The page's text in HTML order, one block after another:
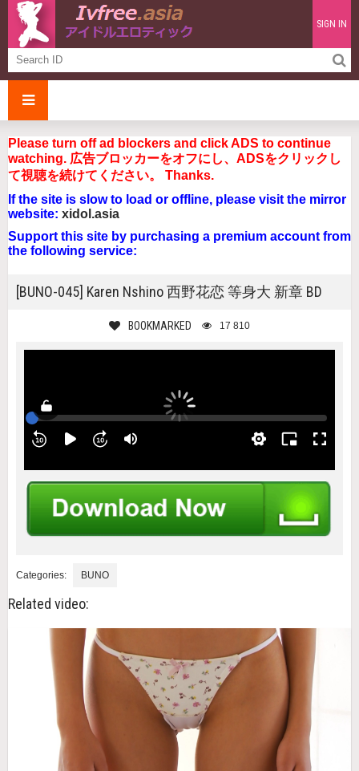
SIGN IN
Please turn off ad blockers and click ADS to continue
watching. 広告ブロッカーをオフにし、ADSをクリックし
て視聴を続けてください。 Thanks.
If the site is slow to load or offline, please visit the mirror
website: xidol.asia
Support this site by purchasing a premium account from
the following service:
[BUNO-045] Karen Nshino 西野花恋 等身大 新章 BD
BOOKMARKED 17 810
Categories: BUNO
Related video: